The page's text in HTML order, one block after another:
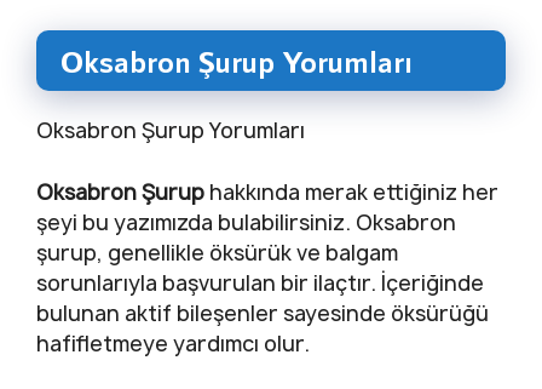
Oksabron Şurup Yorumları
Oksabron Şurup Yorumları
Oksabron Şurup hakkında merak ettiğiniz her
şeyi bu yazımızda bulabilirsiniz. Oksabron
şurup, genellikle öksürük ve balgam
sorunlarıyla başvurulan bir ilaçtır. İçeriğinde
bulunan aktif bileşenler sayesinde öksürüğü
hafifletmeye yardımcı olur.